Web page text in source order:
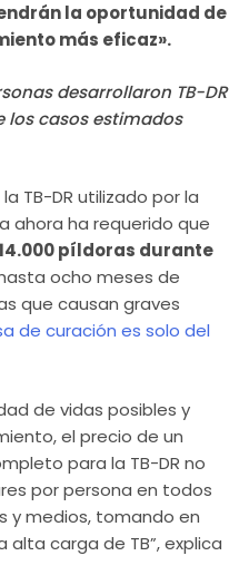
la oportunidad de
más eficaz».
desarrollaron TB-DR
los casos estimados
TB-DR utilizado por la
ahora ha requerido que
píldoras durante
ocho meses de
que causan graves
de curación es solo del
de vidas posibles y
el precio de un
para la TB-DR no
por persona en todos
y medios, tomando en
carga de TB”, explica